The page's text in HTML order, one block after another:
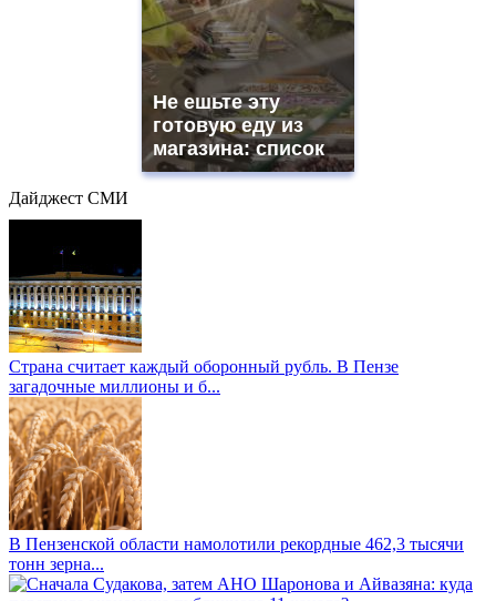
Не ешьте эту
готовую еду из
магазина: список
Дайджест СМИ
Страна считает каждый оборонный рубль. В Пензе
загадочные миллионы и б...
В Пензенской области намолотили рекордные 462,3 тысячи
тонн зерна...